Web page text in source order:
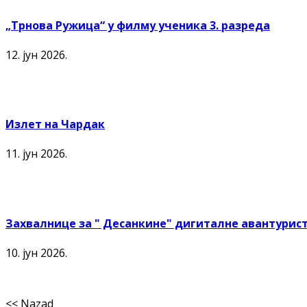
„Трнова Ружица“ у филму ученика 3. разреда
12. јун 2026.
Излет на Чардак
11. јун 2026.
Захвалнице за " Десанкине" дигиталне
10. јун 2026.
<< Nazad